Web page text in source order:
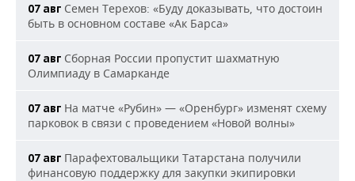
07 авг Семен Терехов: «Буду доказывать, что достоин
быть в основном составе «Ак Барса»
07 авг Сборная России пропустит шахматную
Олимпиаду в Самарканде
07 авг На матче «Рубин» — «Оренбург» изменят схему
парковок в связи с проведением «Новой волны»
07 авг Парафехтовальщики Татарстана получили
финансовую поддержку для закупки экипировки